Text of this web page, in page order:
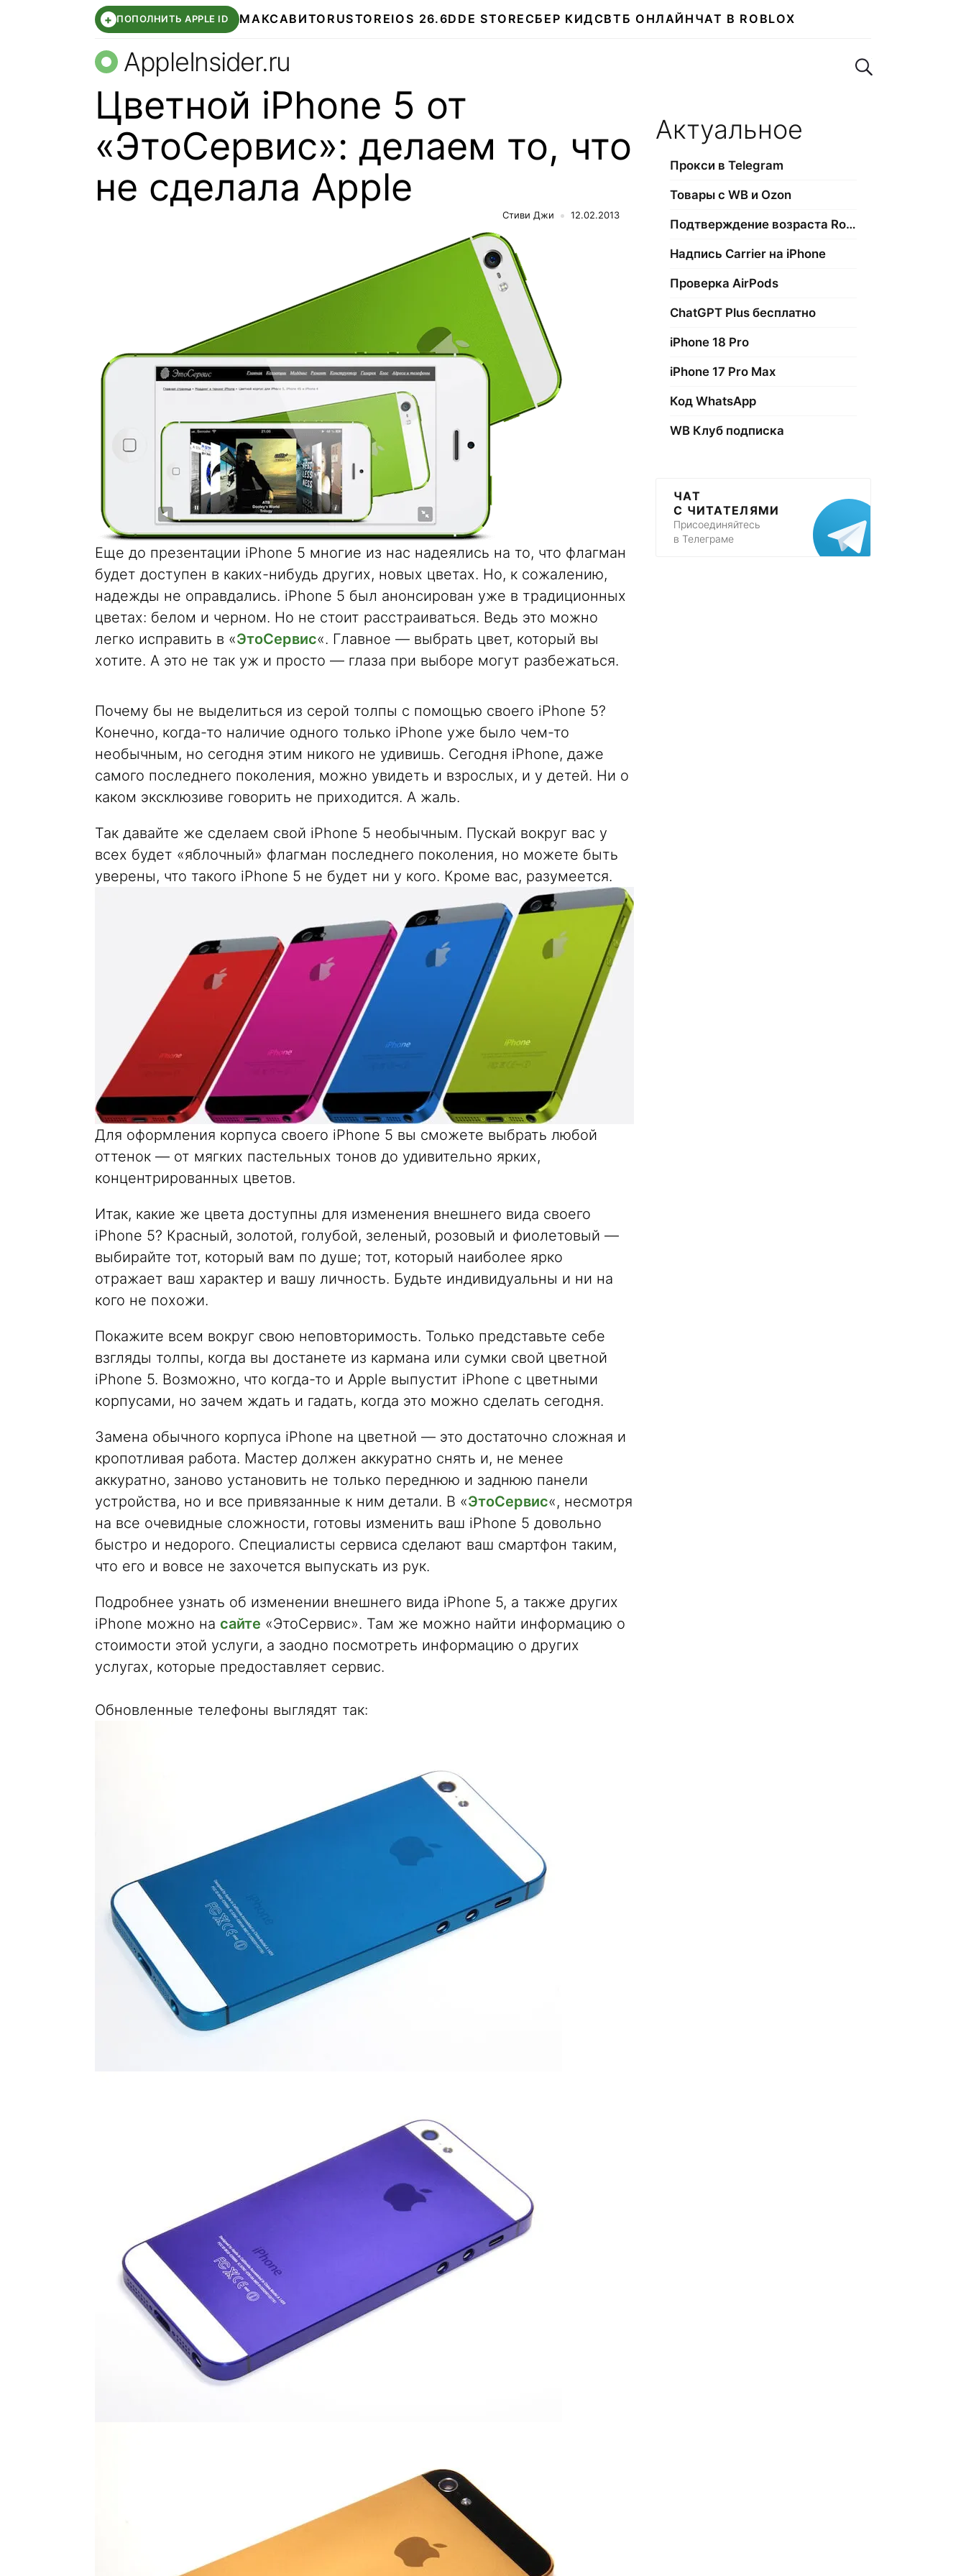
+ ПОПОЛНИТЬ APPLE ID МАКСАВИТО RUSTOREIOS 26.6DDE STORE СБЕР КИДСВТБ ОНЛАЙН ЧАТ В ROBLOX
AppleInsider.ru Поиск по сайту
Цветной iPhone 5 от
«ЭтоСервис»: делаем то, что
не сделала Apple
Стиви Джи 12.02.2013
Еще до презентации iPhone 5 многие из нас надеялись на то, что флагман
будет доступен в каких-нибудь других, новых цветах. Но, к сожалению,
надежды не оправдались. iPhone 5 был анонсирован уже в традиционных
цветах: белом и черном. Но не стоит расстраиваться. Ведь это можно
легко исправить в «ЭтоСервис«. Главное — выбрать цвет, который вы
хотите. А это не так уж и просто — глаза при выборе могут разбежаться.
Почему бы не выделиться из серой толпы с помощью своего iPhone 5?
Конечно, когда-то наличие одного только iPhone уже было чем-то
необычным, но сегодня этим никого не удивишь. Сегодня iPhone, даже
самого последнего поколения, можно увидеть и взрослых, и у детей. Ни о
каком эксклюзиве говорить не приходится. А жаль.
Так давайте же сделаем свой iPhone 5 необычным. Пускай вокруг вас у
всех будет «яблочный» флагман последнего поколения, но можете быть
уверены, что такого iPhone 5 не будет ни у кого. Кроме вас, разумеется.
Для оформления корпуса своего iPhone 5 вы сможете выбрать любой
оттенок — от мягких пастельных тонов до удивительно ярких,
концентрированных цветов.
Итак, какие же цвета доступны для изменения внешнего вида своего
iPhone 5? Красный, золотой, голубой, зеленый, розовый и фиолетовый —
выбирайте тот, который вам по душе; тот, который наиболее ярко
отражает ваш характер и вашу личность. Будьте индивидуальны и ни на
кого не похожи.
Покажите всем вокруг свою неповторимость. Только представьте себе
взгляды толпы, когда вы достанете из кармана или сумки свой цветной
iPhone 5. Возможно, что когда-то и Apple выпустит iPhone с цветными
корпусами, но зачем ждать и гадать, когда это можно сделать сегодня.
Замена обычного корпуса iPhone на цветной — это достаточно сложная и
кропотливая работа. Мастер должен аккуратно снять и, не менее
аккуратно, заново установить не только переднюю и заднюю панели
устройства, но и все привязанные к ним детали. В «ЭтоСервис«, несмотря
на все очевидные сложности, готовы изменить ваш iPhone 5 довольно
быстро и недорого. Специалисты сервиса сделают ваш смартфон таким,
что его и вовсе не захочется выпускать из рук.
Подробнее узнать об изменении внешнего вида iPhone 5, а также других
iPhone можно на сайте «ЭтоСервис». Там же можно найти информацию о
стоимости этой услуги, а заодно посмотреть информацию о других
услугах, которые предоставляет сервис.
Обновленные телефоны выглядят так:
Актуальное
Прокси в Telegram
Товары с WB и Ozon
Подтверждение возраста Roblox
Надпись Carrier на iPhone
Проверка AirPods
ChatGPT Plus бесплатно
iPhone 18 Pro
iPhone 17 Pro Max
Код WhatsApp
WB Клуб подписка
ЧАТ
С ЧИТАТЕЛЯМИ
Присоединяйтесь
в Телеграме